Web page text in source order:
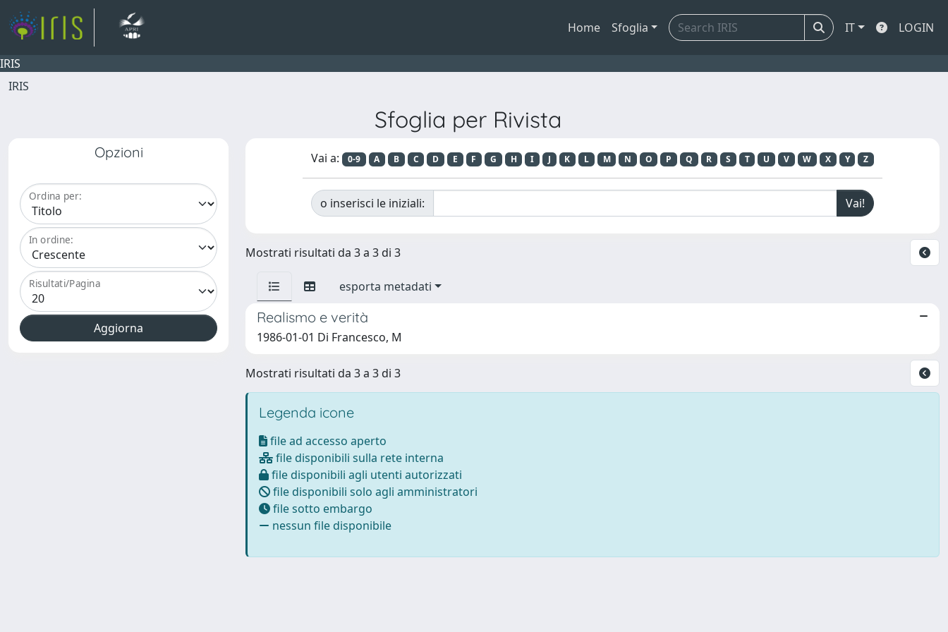
Home Sfoglia IT LOGIN
IRIS
IRIS
Sfoglia per Rivista
Opzioni
Ordina per:
In ordine:
Risultati/Pagina
Vai a: 0-9 A B C D E F G H I J K L M N O P Q R S T U V W X Y Z
o inserisci le iniziali:
Mostrati risultati da 3 a 3 di 3
esporta metadati
Realismo e verità
1986-01-01 Di Francesco, M
Mostrati risultati da 3 a 3 di 3
Legenda icone
file ad accesso aperto
file disponibili sulla rete interna
file disponibili agli utenti autorizzati
file disponibili solo agli amministratori
file sotto embargo
nessun file disponibile